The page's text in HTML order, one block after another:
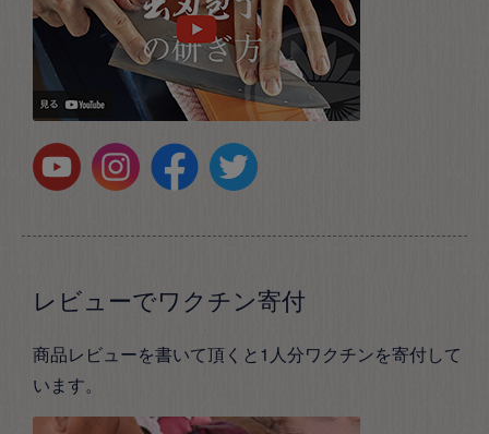
レビューでワクチン寄付
商品レビューを書いて頂くと1人分ワクチンを寄付して
います。